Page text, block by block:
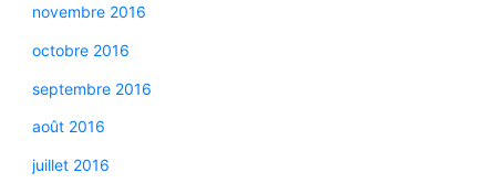
novembre 2016
octobre 2016
septembre 2016
août 2016
juillet 2016